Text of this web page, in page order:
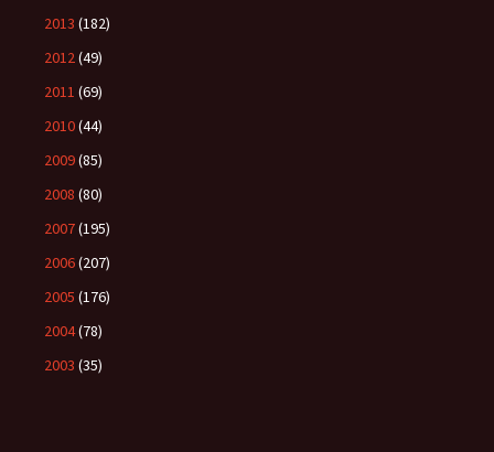
2013 (182)
2012 (49)
2011 (69)
2010(44)
2009(85)
2008 (80)
2007(195)
2006(207)
2005 (176)
2004(78)
2003 (35)